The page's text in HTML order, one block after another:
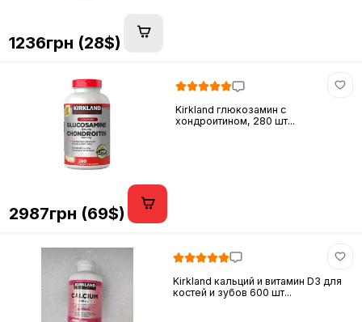
1236грн (28$)
Kirkland глюкозамин c
хондроитином, 280 шт...
2987грн (69$)
Kirkland кальций и витамин D3 для
костей и зубов 600 шт...